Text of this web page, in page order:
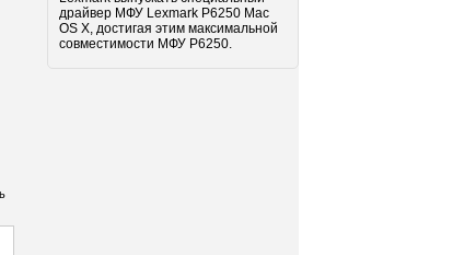
драйвер МФУ Lexmark P6250 Mac
OS X, достигая этим максимальной
совместимости МФУ P6250.